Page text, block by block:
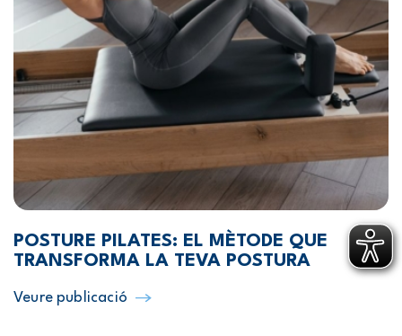
POSTURE PILATES: EL MÈTODE QUE
TRANSFORMA LA TEVA POSTURA
Veure publicació